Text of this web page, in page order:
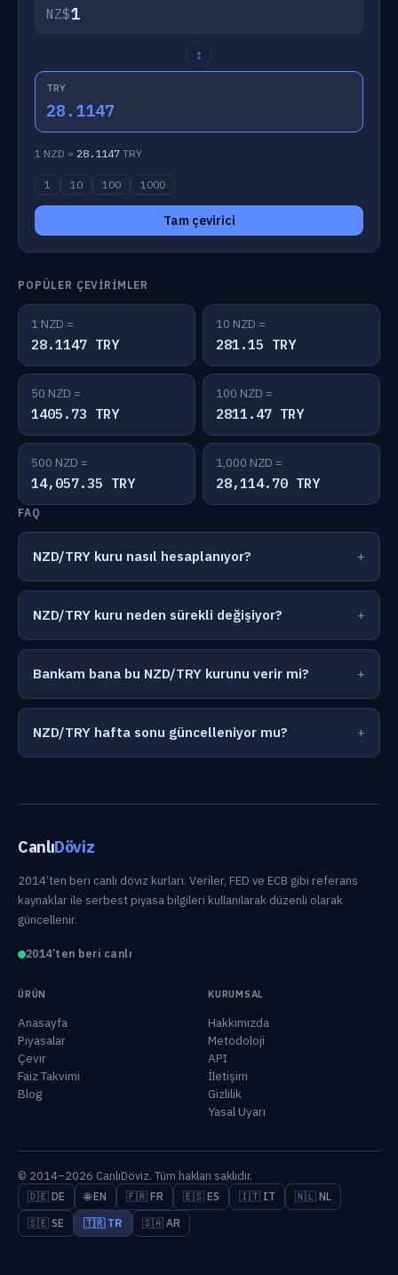
NZ$
↕
TRY
28.1147
1 NZD = 28.1147 TRY
1 10 100 1000
Tam çevirici
POPÜLER ÇEVIRIMLER
1 NZD =
28.1147 TRY
10 NZD =
281.15 TRY
50 NZD =
1405.73 TRY
100 NZD =
2811.47 TRY
500 NZD =
14,057.35 TRY
1,000 NZD =
28,114.70 TRY
FAQ
NZD/TRY kuru nasıl hesaplanıyor?
NZD/TRY kuru neden sürekli değişiyor?
Bankam bana bu NZD/TRY kurunu verir mi?
NZD/TRY hafta sonu güncelleniyor mu?
CanlıDöviz
2014’ten beri canlı döviz kurları. Veriler, FED ve ECB gibi referans
kaynaklar ile serbest piyasa bilgileri kullanılarak düzenli olarak
güncellenir.
2014’ten beri canlı
ÜRÜN
Anasayfa
Piyasalar
Çevir
Faiz Takvimi
Blog
KURUMSAL
Hakkımızda
Metodoloji
API
İletişim
Gizlilik
Yasal Uyarı
© 2014–2026 CanlıDöviz. Tüm hakları saklıdır.
🇩🇪 DE 🌐 EN 🇫🇷 FR 🇪🇸 ES 🇮🇹 IT
🇳🇱 NL
🇸🇪 SE
🇹🇷 TR 🇸🇦 AR